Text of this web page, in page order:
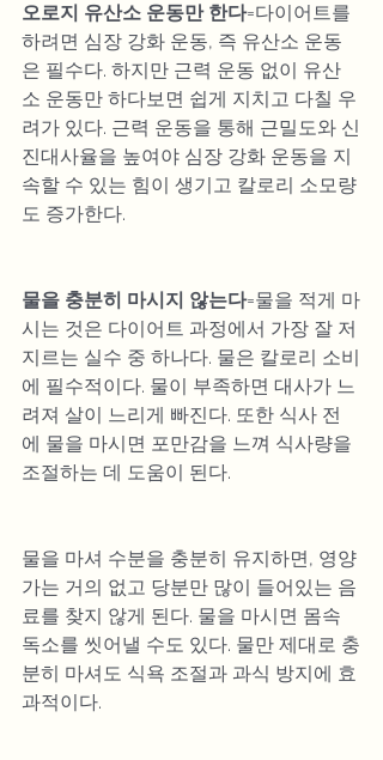
오로지 유산소 운동만 한다=다이어트를
하려면 심장 강화 운동, 즉 유산소 운동
은 필수다. 하지만 근력 운동 없이 유산
소 운동만 하다보면 쉽게 지치고 다칠 우
려가 있다. 근력 운동을 통해 근밀도와 신
진대사율을 높여야 심장 강화 운동을 지
속할 수 있는 힘이 생기고 칼로리 소모량
도 증가한다.
물을 충분히 마시지 않는다=물을 적게 마
시는 것은 다이어트 과정에서 가장 잘 저
지르는 실수 중 하나다. 물은 칼로리 소비
에 필수적이다. 물이 부족하면 대사가 느
려져 살이 느리게 빠진다. 또한 식사 전
에 물을 마시면 포만감을 느껴 식사량을
조절하는 데 도움이 된다.
물을 마셔 수분을 충분히 유지하면, 영양
가는 거의 없고 당분만 많이 들어있는 음
료를 찾지 않게 된다. 물을 마시면 몸속
독소를 씻어낼 수도 있다. 물만 제대로 충
분히 마셔도 식욕 조절과 과식 방지에 효
과적이다.